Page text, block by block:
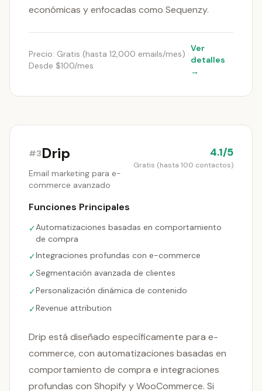
económicas y enfocadas como Sequenzy.
Precio: Gratis (hasta 12,000 emails/mes) ·
Desde $100/mes
Ver
detalles
→
#3Drip
Email marketing para e-
commerce avanzado
4.1/5
Gratis (hasta 100 contactos)
Funciones Principales
✓Automatizaciones basadas en comportamiento
de compra
✓Integraciones profundas con e-commerce
✓Segmentación avanzada de clientes
✓Personalización dinámica de contenido
✓Revenue attribution
Drip está diseñado específicamente para e-
commerce, con automatizaciones basadas en
comportamiento de compra e integraciones
profundas con Shopify y WooCommerce. Si